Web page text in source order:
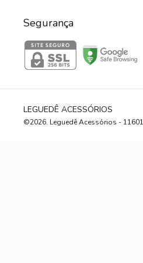
Segurança
LEGUEDÊ ACESSÓRIOS
©2026. Leguedê Acessórios -